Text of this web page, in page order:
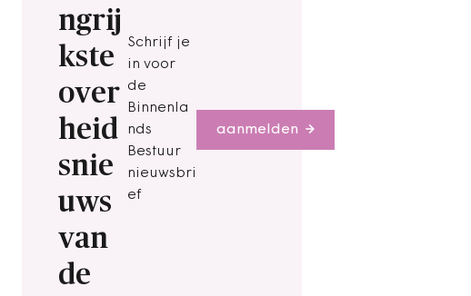
ngrij
kste
over
heid
snie
uws
van
de
Schrijf je
in voor
de
Binnenla
nds
Bestuur
nieuwsbri
ef
aanmelden